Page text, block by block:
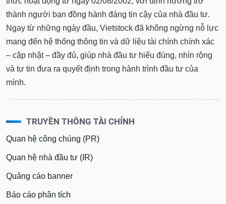
thành người bạn đồng hành đáng tin cậy của nhà đầu tư.
Ngay từ những ngày đầu, Vietstock đã không ngừng nỗ lực
mang đến hệ thống thông tin và dữ liệu tài chính chính xác
– cập nhật – đầy đủ, giúp nhà đầu tư hiểu đúng, nhìn rộng
và tự tin đưa ra quyết định trong hành trình đầu tư của
mình.
TRUYỀN THÔNG TÀI CHÍNH
Quan hệ công chúng (PR)
Quan hệ nhà đầu tư (IR)
Quảng cáo banner
Báo cáo phân tích